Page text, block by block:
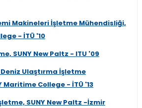
Makineleri İşletme Mühendisliği,
- İTÜ '10
SUNY New Paltz - ITU '09
Ulaştırma İşletme
Maritime College - İTÜ '13
SUNY New Paltz -İzmir